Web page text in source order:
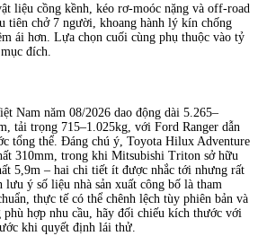
liệu cồng kềnh, kéo rơ-moóc nặng và off-road
tiên chở 7 người, khoang hành lý kín chống
ái hơn. Lựa chọn cuối cùng phụ thuộc vào tỷ
đích.
Nam năm 08/2026 dao động dài 5.265–
tải trọng 715–1.025kg, với Ford Ranger dẫn
tổng thể. Đáng chú ý, Toyota Hilux Adventure
310mm, trong khi Mitsubishi Triton sở hữu
5,9m – hai chi tiết ít được nhắc tới nhưng rất
lưu ý số liệu nhà sản xuất công bố là tham
thực tế có thể chênh lệch tùy phiên bản và
hợp nhu cầu, hãy đối chiếu kích thước với
khi quyết định lái thử.